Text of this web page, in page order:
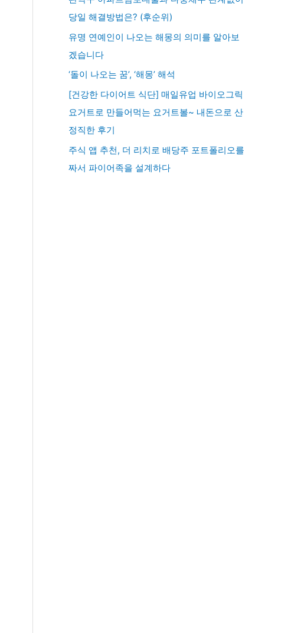
당일 해결방법은? (후순위)
유명 연예인이 나오는 해몽의 의미를 알아보
겠습니다
‘돌이 나오는 꿈’, ‘해몽’ 해석
[건강한 다이어트 식단] 매일유업 바이오그릭
요거트로 만들어먹는 요거트볼~ 내돈으로 산
정직한 후기
주식 앱 추천, 더 리치로 배당주 포트폴리오를
짜서 파이어족을 설계하다